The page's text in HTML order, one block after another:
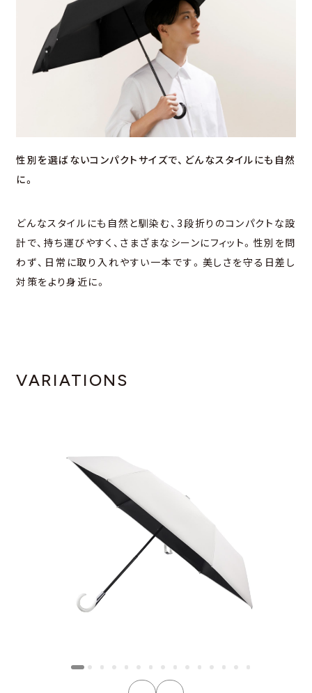
性別を選ばないコンパクトサイズで、どんなスタイルにも⾃然
に。
どんなスタイルにも⾃然と馴染む、3段折りのコンパクトな設
計で、持ち運びやすく、さまざまなシーンにフィット。性別を問
わず、⽇常に取り⼊れやすい⼀本です。美しさを守る⽇差し
対策をより⾝近に。
VARIATIONS